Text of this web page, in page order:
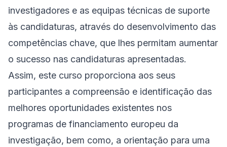
investigadores e as equipas técnicas de suporte
às candidaturas, através do desenvolvimento das
competências chave, que lhes permitam aumentar
o sucesso nas candidaturas apresentadas.
Assim, este curso proporciona aos seus
participantes a compreensão e identificação das
melhores oportunidades existentes nos
programas de financiamento europeu da
investigação, bem como, a orientação para uma